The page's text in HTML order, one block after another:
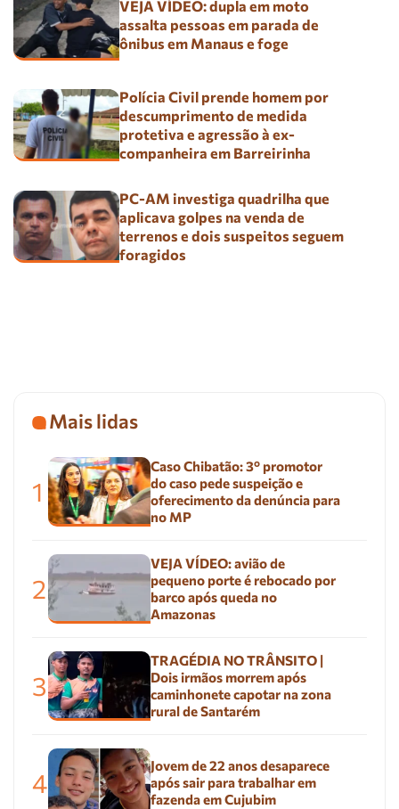
VEJA VÍDEO: dupla em moto
assalta pessoas em parada de
ônibus em Manaus e foge
Polícia Civil prende homem por
descumprimento de medida
protetiva e agressão à ex-
companheira em Barreirinha
PC-AM investiga quadrilha que
aplicava golpes na venda de
terrenos e dois suspeitos seguem
foragidos
Mais lidas
1
Caso Chibatão: 3º promotor
do caso pede suspeição e
oferecimento da denúncia para
no MP
2
VEJA VÍDEO: avião de
pequeno porte é rebocado por
barco após queda no
Amazonas
3
TRAGÉDIA NO TRÂNSITO |
Dois irmãos morrem após
caminhonete capotar na zona
rural de Santarém
4
Jovem de 22 anos desaparece
após sair para trabalhar em
fazenda em Cujubim